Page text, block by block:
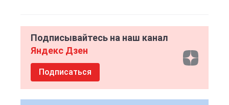
Подписывайтесь на наш канал
Яндекс Дзен
Подписаться